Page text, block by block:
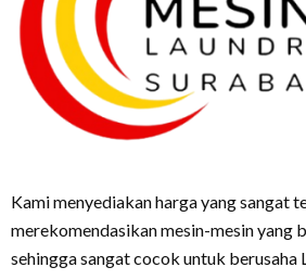
Kami menyediakan harga yang sangat
merekomendasikan mesin-mesin yang
sehingga sangat cocok untuk berusaha